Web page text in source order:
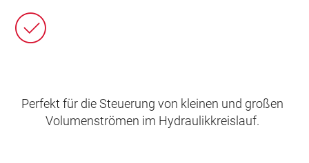
Perfekt für die Steuerung von kleinen und großen
Volumenströmen im Hydraulikkreislauf.